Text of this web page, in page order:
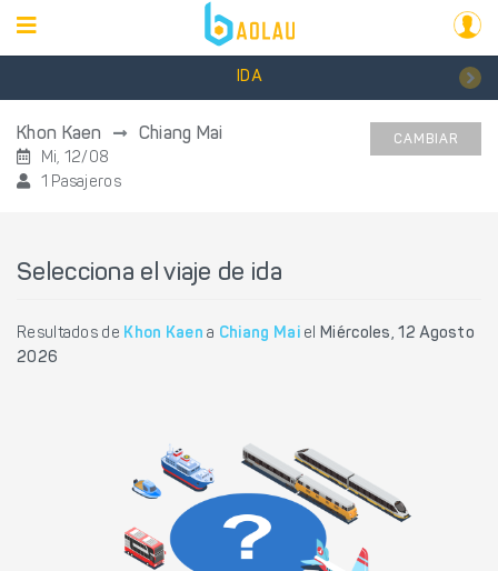
IDA
Khon Kaen Chiang Mai
Mi, 12/08
1 Pasajeros
CAMBIAR
Selecciona el viaje de ida
Resultados de Khon Kaen a Chiang MaielMiércoles, 12 Agosto
2026